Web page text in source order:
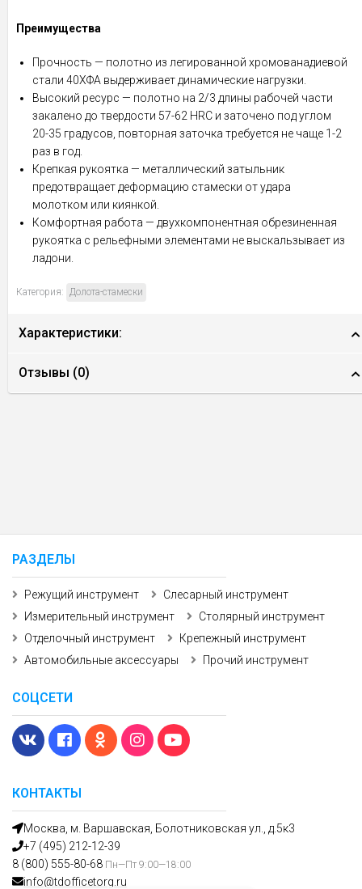
Преимущества
Прочность — полотно из легированной хромованадиевой
стали 40ХФА выдерживает динамические нагрузки.
Высокий ресурс — полотно на 2/3 длины рабочей части
закалено до твердости 57-62 HRC и заточено под углом
20-35 градусов, повторная заточка требуется не чаще 1-2
раз в год.
Крепкая рукоятка — металлический затыльник
предотвращает деформацию стамески от удара
молотком или киянкой.
Комфортная работа — двухкомпонентная обрезиненная
рукоятка с рельефными элементами не выскальзывает из
ладони.
Категория: Долота-стамески
Характеристики:
Отзывы (0)
КОНТАКТЫ
Москва, м. Варшавская, Болотниковская ул., д.5к3
+7 (495) 212-12-39
8 (800) 555-80-68 Пн—Пт 9:00—18:00
info@tdofficetorg.ru
РАЗДЕЛЫ
Режущий инструмент
Слесарный инструмент
Измерительный инструмент
Столярный инструмент
Отделочный инструмент
Крепежный инструмент
Автомобильные аксессуары
Прочий инструмент
СОЦСЕТИ